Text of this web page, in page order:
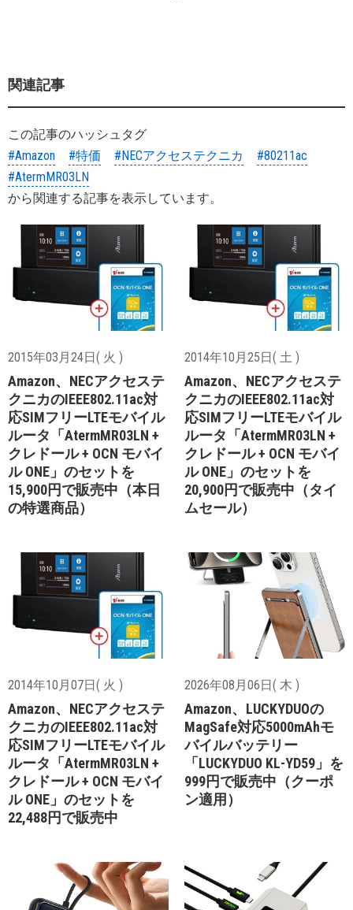
関連記事
この記事のハッシュタグ
#Amazon
#特価 #NECアクセステクニカ
#80211ac
#AtermMR03LN
から関連する記事を表示しています。
2015年03月24日( 火 )
Amazon、NECアクセステ
クニカのIEEE802.11ac対
応SIMフリーLTEモバイル
ルータ「AtermMR03LN +
クレドール + OCN モバイ
ル ONE」のセットを
15,900円で販売中（本日
の特選商品）
2014年10月25日( 土 )
Amazon、NECアクセステ
クニカのIEEE802.11ac対
応SIMフリーLTEモバイル
ルータ「AtermMR03LN +
クレドール + OCN モバイ
ル ONE」のセットを
20,900円で販売中（タイ
ムセール）
2014年10月07日( 火 )
Amazon、NECアクセステ
クニカのIEEE802.11ac対
応SIMフリーLTEモバイル
ルータ「AtermMR03LN +
クレドール + OCN モバイ
ル ONE」のセットを
22,488円で販売中
2026年08月06日( 木 )
Amazon、LUCKYDUOの
MagSafe対応5000mAhモ
バイルバッテリー
「LUCKYDUO KL-YD59」を
999円で販売中（クーポ
ン適用）